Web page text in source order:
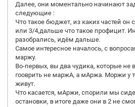
Далее, они моментально начинают
следующие :
Что такое бюджет, из каких частей он
или 3/4,дальше что такое профицит.
разобрались, идём дальше.
Самое интересное началось, с
маржу.
Во-первых, вы два чудика, которые не
гооврить не маржА, а мАржа. Моржи у
живут.
Что касается, мАржи, спорили мы
остановки, в итоге даже они в 2 не